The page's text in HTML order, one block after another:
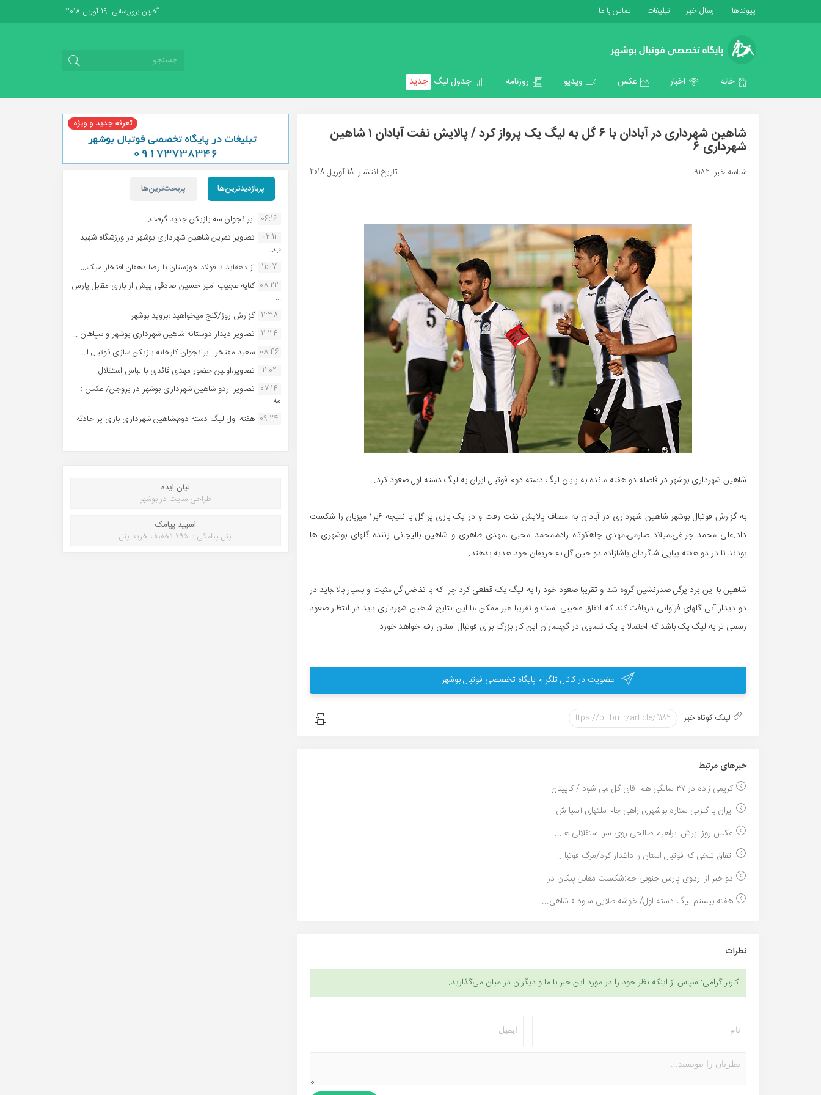
پیوندها ارسال خبر تبلیغات تماس با ما آخرین بروزرسانی: 19 آوریل 2018
خانه اخبار عکس ویدیو روزنامه جدول لیگ جدید
شاهین شهرداری در آبادان با ۶ گل به لیگ یک پرواز کرد / پالایش نفت آبادان ۱ شاهین
شهرداری ۶
شناسه خبر: 9182 تاریخ انتشار: 18 آوریل 2018
شاهین شهرداری بوشهر در فاصله دو هفته مانده به پایان لیگ دسته دوم فوتبال ایران به لیگ دسته اول صعود کرد.
به گزارش فوتبال بوشهر شاهین شهرداری در آبادان به مصاف پالایش نفت رفت و در یک بازی پر گل با نتیجه ۶بر۱ میزبان را شکست
داد.علی محمد چراغی،میلاد صارمی،مهدی چاهکوتاه زاده،محمد محبی ،مهدی طاهری و شاهین بالیجانی زننده گلهای بوشهری ها
بودند تا در دو هفته پیاپی شاگردان پاشازاده دو جین گل به حریفان خود هدیه بدهند.
شاهین با این برد پرگل صدرنشین گروه شد و تقریبا صعود خود را به لیگ یک قطعی کرد چرا که با تفاضل گل مثبت و بسیار بالا ،باید در
دو دیدار آتی گلهای فراوانی دریافت کند که اتفاق عجیبی است و تقریبا غیر ممکن ،با این نتایج شاهین شهرداری باید در انتظار صعود
رسمی تر به لیگ یک باشد که احتمالا با یک تساوی در گچساران این کار بزرگ برای فوتبال استان رقم خواهد خورد.
عضویت در کانال تلگرام پایگاه تخصصی فوتبال بوشهر
لینک کوتاه خبر
خبر‌های مرتبط
کریمی زاده در ۳۷ سالگی هم آقای گل می شود / کاپیتان...
ایران با گلزنی ستاره بوشهری راهی جام ملتهای آسیا ش...
عکس روز :پرش ابراهیم صالحی روی سر استقلالی ها...
اتفاق تلخی که فوتبال استان را داغدار کرد/مرگ فوتبا...
دو خبر از اردوی پارس جنوبی جم:شکست مقابل پیکان در ...
هفته بیستم لیگ دسته اول/ خوشه طلایی ساوه 0 شاهی...
نظرات
کاربر گرامی: سپاس از اینکه نظر خود را در مورد این خبر با ما و دیگران در میان می‌گذارید.
پربازدیدترین‌ها پربحث‌ترین‌ها
06:16 ایرانجوان سه بازیکن جدید گرفت...
02:11
تصاویر تمرین شاهین شهردارى بوشهر در ورزشگاه شهید
ب...
11:07 از دهقاید تا فولاد خوزستان با رضا دهقان:افتخار میک...
08:22 کنایه عجیب امیر حسین صادقی پیش از بازی مقابل پارس
...
11:38 گزارش روز/گنج میخواهید ،بروید بوشهر!...
11:34 تصاویر دیدار دوستانه شاهین شهردارى بوشهر و سپاهان ...
08:46 سعید مفتخر :ایرانجوان کارخانه بازیکن سازی فوتبال ا...
11:02
تصاویر،اولین حضور مهدی قائدی با لباس استقلال...
07:14 تصاویر اردو شاهین شهرداری بوشهر در بروجن/ عکس :
مه...
09:24 هفته اول لیگ دسته دوم،شاهین شهرداری بازی پر حادثه
...
لیان ایده
طراحی سایت در بوشهر
اسپید پیامک
پنل پیامکی با ۹۵٪ تخفیف خرید پنل